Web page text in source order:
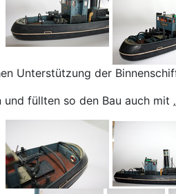
Unterstützung der
füllten so den Bau auch mit